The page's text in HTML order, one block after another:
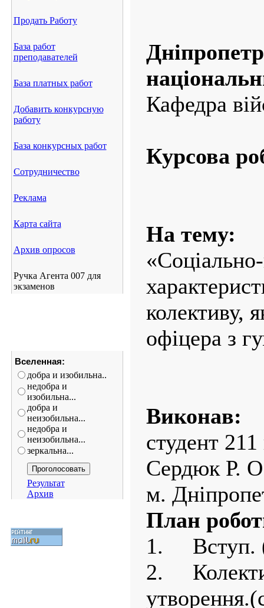
Продать Работу
База работ
преподавателей
База платных работ
Добавить конкурсную
работу
База конкурсных работ
Сотрудничество
Реклама
Карта сайта
Архив опросов
Ручка Агента 007 для
экзаменов
Вселенная:
добра и изобильна..
недобра и
изобильна...
добра и
неизобильна...
недобра и
неизобильна...
зеркальна...
Результат
Архив
Кафедра
Курсова
На тему:
колективу,
офіцера з
Виконав:
студент
Сердюк Р.
м.
План
1.
Вступ.
2.